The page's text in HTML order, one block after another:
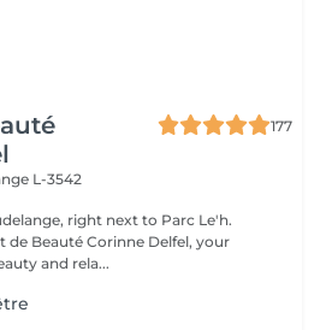
177
L-3542
right next to Parc Le'h.
Beauté Corinne Delfel, your
and rela...